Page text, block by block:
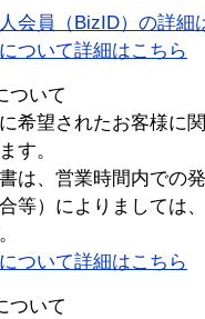
会員（BizID）の詳細
ついて詳細はこちら
ついて
希望されたお客様に
す。
は、営業時間内での
等）によりましては
ついて詳細はこちら
ついて